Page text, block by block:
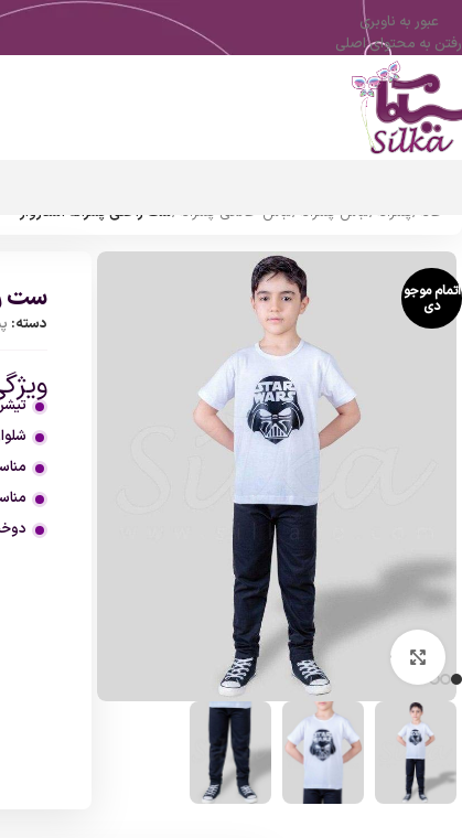
عبور به ناوبری
رفتن به محتوای اصلی
خانه /پسرانه /لباس پسرانه /لباس خانگی پسرانه /ست راحتی پسرانه استاروار
اتمام موجو
دی
بزرگنمایی تصویر
ست
دسته: